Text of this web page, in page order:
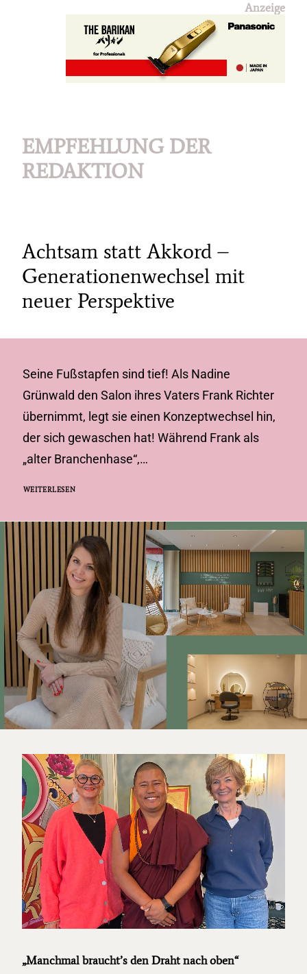
Anzeige
EMPFEHLUNG DER
REDAKTION
Achtsam statt Akkord –
Generationenwechsel mit
neuer Perspektive
Seine Fußstapfen sind tief! Als Nadine
Grünwald den Salon ihres Vaters Frank Richter
übernimmt, legt sie einen Konzeptwechsel hin,
der sich gewaschen hat! Während Frank als
„alter Branchenhase“,…
WEITERLESEN
„Manchmal braucht’s den Draht nach oben“